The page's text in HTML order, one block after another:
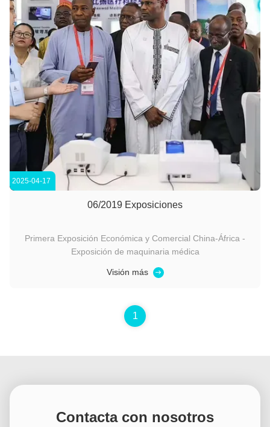
2025-04-17
06/2019 Exposiciones
Primera Exposición Económica y Comercial China-África -
Exposición de maquinaria médica
Visión más
1
Contacta con nosotros